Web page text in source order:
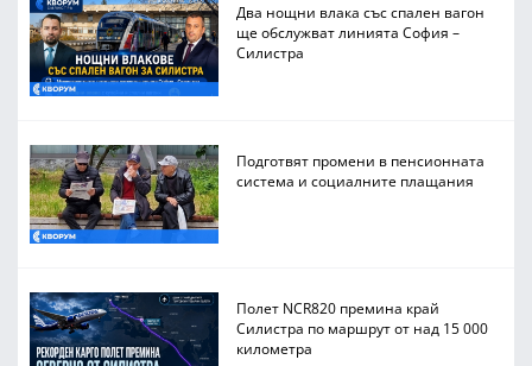
Два нощни влака със спален вагон
ще обслужват линията София –
Силистра
Подготвят промени в пенсионната
система и социалните плащания
Полет NCR820 премина край
Силистра по маршрут от над 15 000
километра